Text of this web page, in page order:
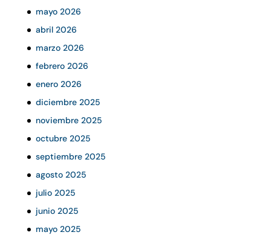
mayo 2026
abril 2026
marzo 2026
febrero 2026
enero 2026
diciembre 2025
noviembre 2025
octubre 2025
septiembre 2025
agosto 2025
julio 2025
junio 2025
mayo 2025